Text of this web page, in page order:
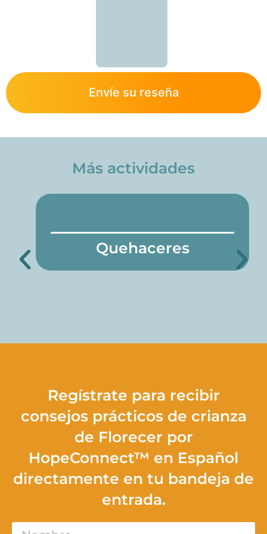
Envíe su reseña
Más actividades
Quehaceres
Regístrate para recibir
consejos prácticos de crianza
de Florecer por
HopeConnect™ en Español
directamente en tu bandeja de
entrada.